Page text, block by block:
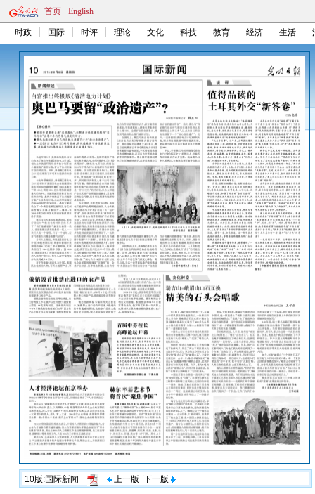
首页 English
时政 国际 时评 理论 文化 科技 教育 经济 生活
10版:国际新闻 上一版 下一版